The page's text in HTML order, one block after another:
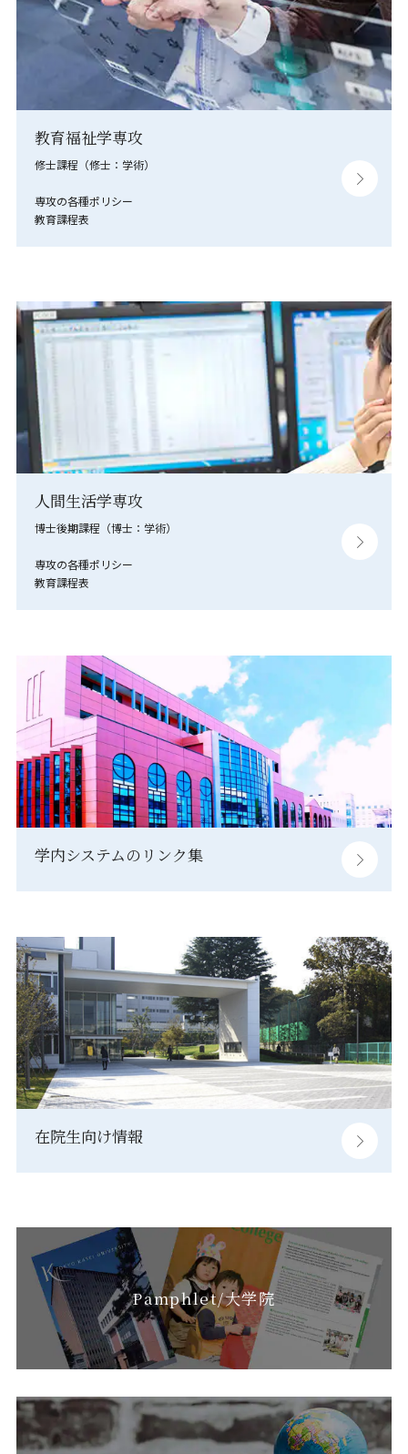
教育福祉学専攻
修士課程（修士：学術）
専攻の各種ポリシー
教育課程表
人間生活学専攻
博士後期課程（博士：学術）
専攻の各種ポリシー
教育課程表
学内システムのリンク集
在院生向け情報
Pamphlet/大学院